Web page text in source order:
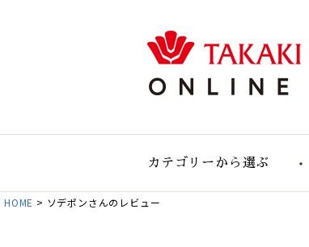
カテゴリーから選ぶ
HOME ソデポンさんのレビュー